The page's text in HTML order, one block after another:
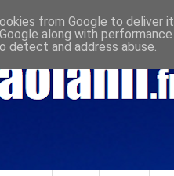
from Google to deliver
along with
detect and address abuse.